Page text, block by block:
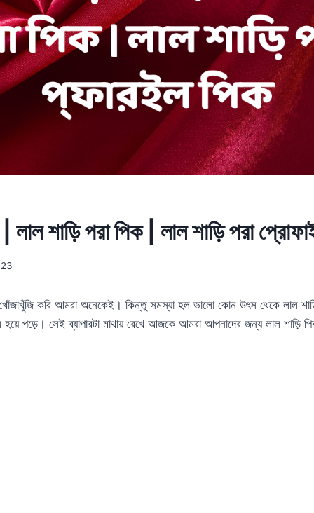
লাল শাড়ি পরা পিক | লাল শাড়ি পরা
করি আমরা অনেকেই। কিন্তু সমস্যা হল ভালো কোন উৎস থেকে লাল
পড়ে। সেই ব্যাপারটা মাথায় রেখে আজকে আমরা আপনাদের জন্য লাল শাড়ি